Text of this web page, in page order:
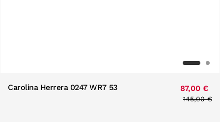
Carolina Herrera 0247 WR7 53 87,00 €
Price
145,00 €